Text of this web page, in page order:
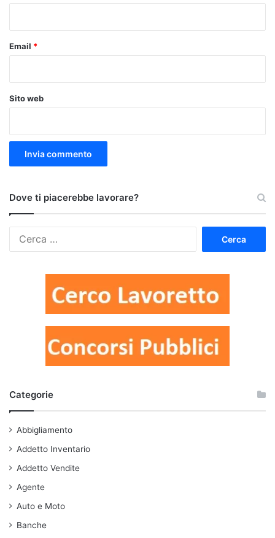
Email *
Sito web
Dove ti piacerebbe lavorare?
Categorie
Abbigliamento
Addetto Inventario
Addetto Vendite
Agente
Auto e Moto
Banche